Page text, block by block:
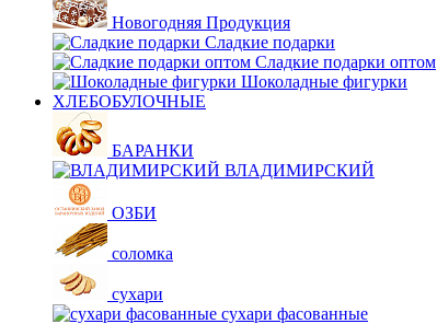
Новогодняя Продукция
Сладкие подарки
Сладкие подарки оптом
Шоколадные фигурки
ХЛЕБОБУЛОЧНЫЕ
БАРАНКИ
ВЛАДИМИРСКИЙ
ОЗБИ
соломка
сухари
сухари фасованные